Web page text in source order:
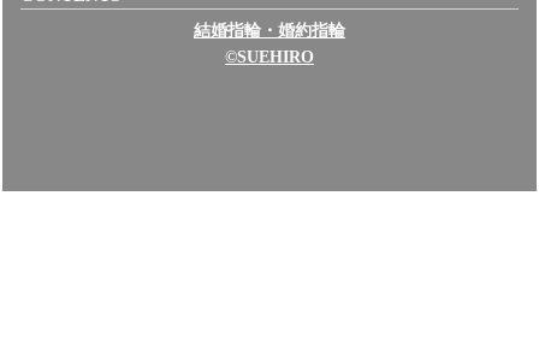
結婚指輪・婚約指輪
©SUEHIRO